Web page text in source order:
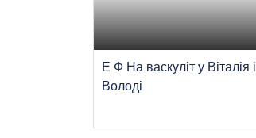
Е Ф На васкуліт у Віталія і
Володі